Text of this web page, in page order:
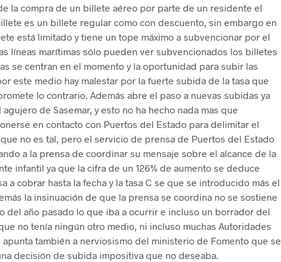
la compra de un billete aéreo por parte de un residente el
es un billete regular como con descuento, sin embargo en
está limitado y tiene un tope máximo a subvencionar por el
líneas marítimas sólo pueden ver subvencionados los billetes
se centran en el momento y la oportunidad para subir las
este medio hay malestar por la fuerte subida de la tasa que
lo contrario. Además abre el paso a nuevas subidas ya
de Sasemar, y esto no ha hecho nada mas que
en contacto con Puertos del Estado para delimitar el
no es tal, pero el servicio de prensa de Puertos del Estado
a la prensa de coordinar su mensaje sobre el alcance de la
infantil ya que la cifra de un 126% de aumento se deduce
a cobrar hasta la fecha y la tasa C se que se introducido más el
la insinuación de que la prensa se coordina no se sostiene
del año pasado lo que iba a ocurrir e incluso un borrador del
no tenía ningún otro medio, ni incluso muchas Autoridades
también a nerviosismo del ministerio de Fomento que se
decisión de subida impositiva que no deseaba.